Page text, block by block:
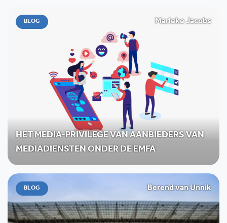
BLOG Marieke Jacobs
HET MEDIA-PRIVILEGE VAN AANBIEDERS VAN
MEDIADIENSTEN ONDER DE EMFA
BLOG Berend van Unnik